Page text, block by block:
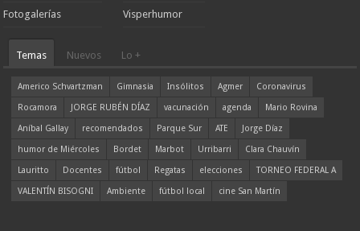
Fotogalerías Visperhumor
Temas Nuevos Lo +
Americo Schvartzman Gimnasia Insólitos Agmer
Coronavirus
Rocamora
JORGE RUBÉN DÍAZ vacunación agenda
Mario Rovina
Aníbal Gallay
recomendados Parque Sur ATE
Jorge Díaz
humor de Miércoles
Bordet Marbot Urribarri
Clara Chauvín
Lauritto
Docentes fútbol Regatas elecciones
TORNEO FEDERAL A
VALENTÍN BISOGNI
Ambiente fútbol local cine San Martín